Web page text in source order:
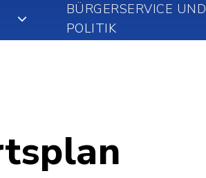
BÜRGERSERVICE UND
POLITIK